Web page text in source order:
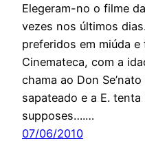
Elegeram-no o filme
vezes nos últimos
preferidos em miúda
Cinemateca, com a
chama ao Don
sapateado e a E.
supposes….…
07/06/2010